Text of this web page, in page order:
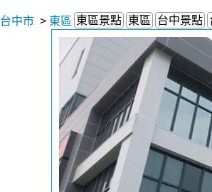
台中市 > 東區 東區景點 東區 台中景點